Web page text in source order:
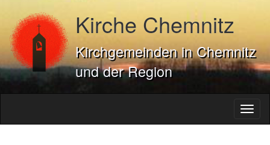
Kirche Chemnitz
Kirchgemeinden in Chemnitz
und der Region